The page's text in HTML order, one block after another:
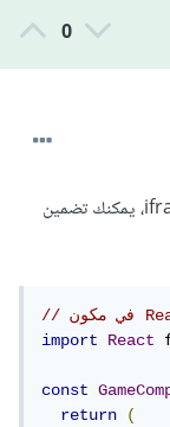
0
غالبا ما يتم تضمين مثل هاته الألعاب بوساطة iframes، يمكنك تضمين
import
React
const
return
(